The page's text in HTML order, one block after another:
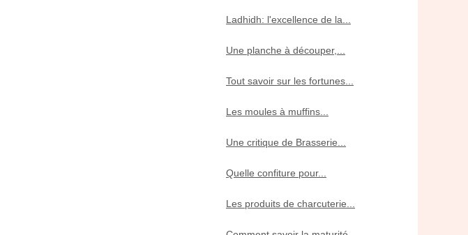
Ladhidh: l'excellence de la...
Une planche à découper,...
Tout savoir sur les fortunes...
Les moules à muffins...
Une critique de Brasserie...
Quelle confiture pour...
Les produits de charcuterie...